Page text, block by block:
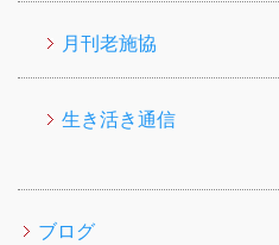
月刊老施協
生き活き通信
ブログ